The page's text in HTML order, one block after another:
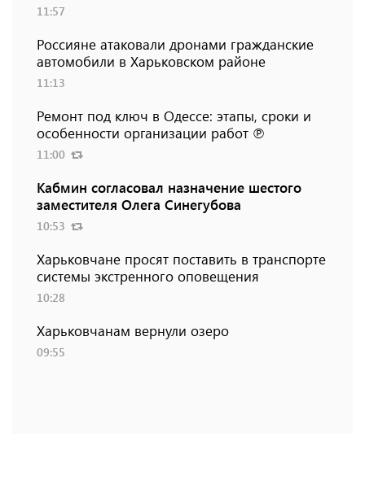
11:57
Россияне атаковали дронами гражданские
автомобили в Харьковском районе
11:13
Ремонт под ключ в Одессе: этапы, сроки и
особенности организации работ ℗
11:00
Кабмин согласовал назначение шестого
заместителя Олега Синегубова
10:53
Харьковчане просят поставить в транспорте
системы экстренного оповещения
10:28
Харьковчанам вернули озеро
09:55